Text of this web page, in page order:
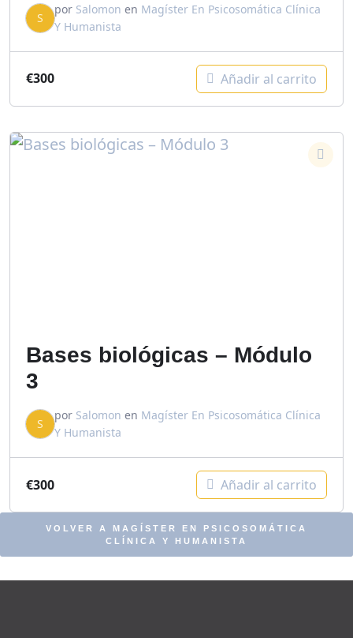
S
por Salomon en Magíster En Psicosomática Clínica
Y Humanista
€300 Añadir al carrito
Bases biológicas – Módulo
3
S
por Salomon en Magíster En Psicosomática Clínica
Y Humanista
€300 Añadir al carrito
VOLVER A MAGÍSTER EN PSICOSOMÁTICA
CLÍNICA Y HUMANISTA